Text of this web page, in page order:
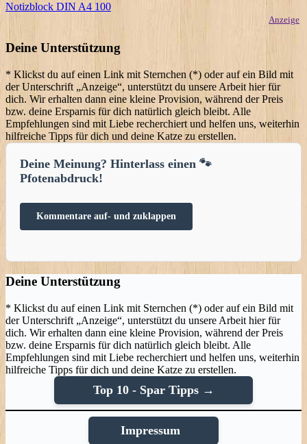
Notizblock DIN A4 100
Anzeige
Deine Unterstützung
* Klickst du auf einen Link mit Sternchen (*) oder auf ein Bild mit
der Unterschrift „Anzeige“, unterstützt du unsere Arbeit hier für
dich. Wir erhalten dann eine kleine Provision, während der Preis
bzw. deine Ersparnis für dich natürlich gleich bleibt. Alle
Empfehlungen sind mit Liebe recherchiert und helfen uns, weiterhin
hilfreiche Tipps für dich und deine Katze zu erstellen.
Kommentare auf- und zuklappen
Deine Unterstützung
* Klickst du auf einen Link mit Sternchen (*) oder auf ein Bild mit
der Unterschrift „Anzeige“, unterstützt du unsere Arbeit hier für
dich. Wir erhalten dann eine kleine Provision, während der Preis
bzw. deine Ersparnis für dich natürlich gleich bleibt. Alle
Empfehlungen sind mit Liebe recherchiert und helfen uns, weiterhin
hilfreiche Tipps für dich und deine Katze zu erstellen.
Top 10 - Spar Tipps →
Impressum